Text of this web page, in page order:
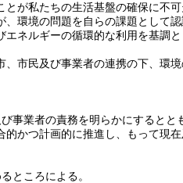
が私たちの生活基盤の確保に不可
環境の問題を自らの課題として
ネルギーの循環的な利用を基調
市民及び事業者の連携の下、環
事業者の責務を明らかにするとと
かつ計画的に推進し、もって現
ところによる。